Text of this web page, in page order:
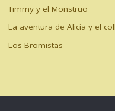
Timmy y el Monstruo
La aventura de Alicia y el
Los Bromistas